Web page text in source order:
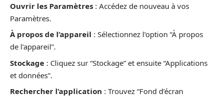
Ouvrir les Paramètres : Accédez de nouveau à vos
Paramètres.
À propos de l’appareil : Sélectionnez l’option “À propos
de l’appareil”.
Stockage : Cliquez sur “Stockage” et ensuite “Applications
et données”.
Rechercher l’application : Trouvez “Fond d’écran